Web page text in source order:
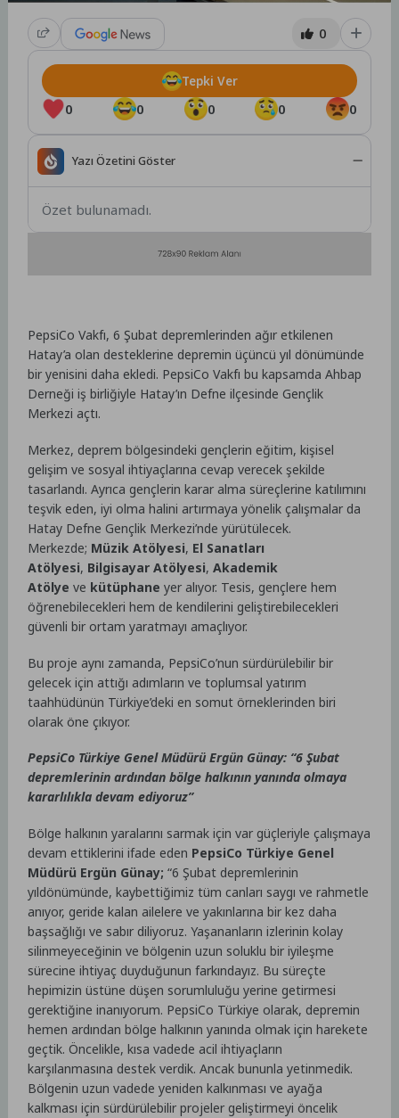
0
0 0 0 0 0
Tepki Ver
Yazı Özetini Göster
Özet bulunamadı.
PepsiCo Vakfı, 6 Şubat depremlerinden ağır etkilenen
Hatay’a olan desteklerine depremin üçüncü yıl dönümünde
bir yenisini daha ekledi. PepsiCo Vakfı bu kapsamda Ahbap
Derneği iş birliğiyle Hatay’ın Defne ilçesinde Gençlik
Merkezi açtı.
Merkez, deprem bölgesindeki gençlerin eğitim, kişisel
gelişim ve sosyal ihtiyaçlarına cevap verecek şekilde
tasarlandı. Ayrıca gençlerin karar alma süreçlerine katılımını
teşvik eden, iyi olma halini artırmaya yönelik çalışmalar da
Hatay Defne Gençlik Merkezi’nde yürütülecek.
Merkezde; Müzik Atölyesi, El Sanatları
Atölyesi, Bilgisayar Atölyesi,Akademik
Atölye ve kütüphaneyer alıyor. Tesis, gençlere hem
öğrenebilecekleri hem de kendilerini geliştirebilecekleri
güvenli bir ortam yaratmayı amaçlıyor.
Bu proje aynı zamanda, PepsiCo’nun sürdürülebilir bir
gelecek için attığı adımların ve toplumsal yatırım
taahhüdünün Türkiye’deki en somut örneklerinden biri
olarak öne çıkıyor.
PepsiCo Türkiye Genel Müdürü Ergün Günay: “6 Şubat
depremlerinin ardından bölge halkının yanında olmaya
kararlılıkla devam ediyoruz”
Bölge halkının yaralarını sarmak için var güçleriyle çalışmaya
devam ettiklerini ifade eden PepsiCo Türkiye Genel
Müdürü Ergün Günay; “6 Şubat depremlerinin
yıldönümünde, kaybettiğimiz tüm canları saygı ve rahmetle
anıyor, geride kalan ailelere ve yakınlarına bir kez daha
başsağlığı ve sabır diliyoruz. Yaşananların izlerinin kolay
silinmeyeceğinin ve bölgenin uzun soluklu bir iyileşme
sürecine ihtiyaç duyduğunun farkındayız. Bu süreçte
hepimizin üstüne düşen sorumluluğu yerine getirmesi
gerektiğine inanıyorum. PepsiCo Türkiye olarak, depremin
hemen ardından bölge halkının yanında olmak için harekete
geçtik. Öncelikle, kısa vadede acil ihtiyaçların
karşılanmasına destek verdik. Ancak bununla yetinmedik.
Bölgenin uzun vadede yeniden kalkınması ve ayağa
kalkması için sürdürülebilir projeler geliştirmeyi öncelik